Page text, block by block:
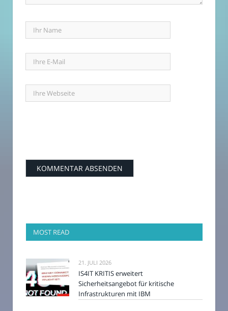
MOST READ
21. JULI 2026
IS4IT KRITIS erweitert
Sicherheitsangebot für kritische
Infrastrukturen mit IBM